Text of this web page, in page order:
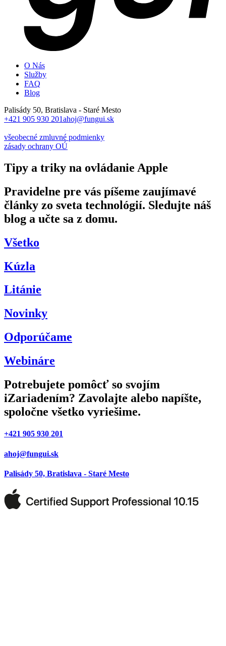
O Nás
Služby
FAQ
Blog
Palisády 50, Bratislava - Staré Mesto
+421 905 930 201ahoj@fungui.sk
všeobecné zmluvné podmienky
zásady ochrany OÚ
Tipy a triky na ovládanie Apple
Pravidelne pre vás píšeme zaujímavé
články zo sveta technológií. Sledujte náš
blog a učte sa z domu.
Všetko
Kúzla
Litánie
Novinky
Odporúčame
Webináre
Potrebujete pomôcť so svojím
iZariadením? Zavolajte alebo napíšte,
spoločne všetko vyriešime.
+421 905 930 201
ahoj@fungui.sk
Palisády 50, Bratislava - Staré Mesto